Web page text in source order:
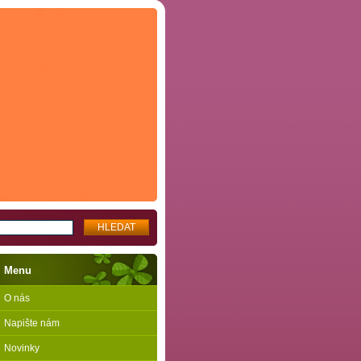
Menu
O nás
Napište nám
Novinky